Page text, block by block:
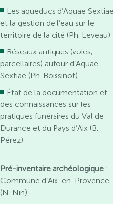
Les aqueducs d’Aquae
et la gestion de l’eau sur le
territoire de la cité (Ph. Leveau)
Réseaux antiques (voies,
parcellaires) autour d’Aquae
Sextiae (Ph. Boissinot)
État de la documentation et
des connaissances sur les
pratiques funéraires du Val de
Durance et du Pays d’Aix (B.
Pérez)
Pré-inventaire archéologique :
Commune d’Aix-en-Provence
(N. Nin)